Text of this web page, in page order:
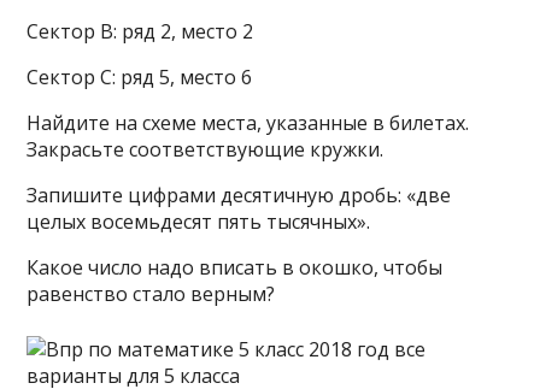
Сектор В: ряд 2, место 2
Сектор С: ряд 5, место 6
Найдите на схеме места, указанные в билетах.
Закрасьте соответствующие кружки.
Запишите цифрами десятичную дробь: «две
целых восемьдесят пять тысячных».
Какое число надо вписать в окошко, чтобы
равенство стало верным?